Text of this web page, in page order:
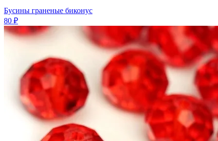
Бусины граненые биконус
80 ₽